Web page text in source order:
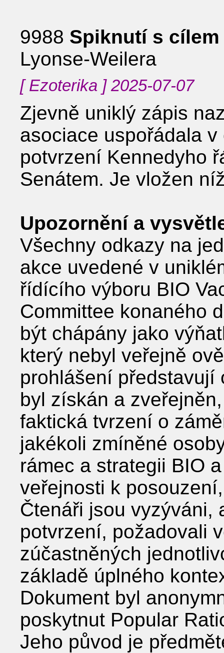
9988 Spiknutí s cílem
Lyonse-Weilera
[ Ezoterika ] 2025-07-07
Zjevně uniklý zápis
asociace uspořádala
potvrzení Kennedyho
Senátem. Je vložen
Upozornění a
Všechny odkazy na
akce uvedené v
řídícího výboru BIO
Committee konaného
být chápány jako
který nebyl veřejně
prohlášení představují
byl získán a
faktická tvrzení o
jakékoli zmíněné
rámec a strategii BIO
veřejnosti k
Čtenáři jsou vyzýváni,
potvrzení, požadovali
zúčastněných
základě úplného
Dokument byl
poskytnut Popular
Jeho původ je